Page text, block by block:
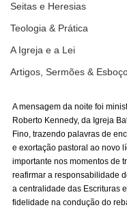
Seitas e Heresias
Teologia & Prática
A Igreja e a Lei
Artigos, Sermões &
A mensagem da noite foi
Roberto Kennedy, da Igreja
Fino, trazendo palavras de
e exortação pastoral ao novo
importante nos momentos de
reafirmar a responsabilidade
a centralidade das Escrituras
fidelidade na condução do